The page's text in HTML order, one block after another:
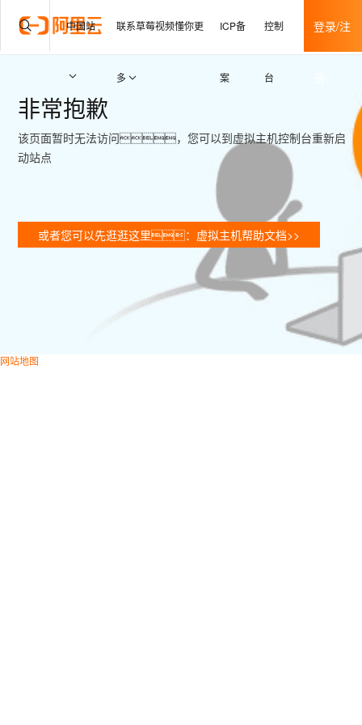
产品 解决方案 文档与社区 免费试用
中国站 联系草莓视频懂你更
多
ICP备
案
控制
台
登录/注
非常抱歉
该页面暂时无法访问，您可以到虚拟主机控制台重新启
动站点
或者您可以先逛逛这里：虚拟主机帮助文档>>
网站地图